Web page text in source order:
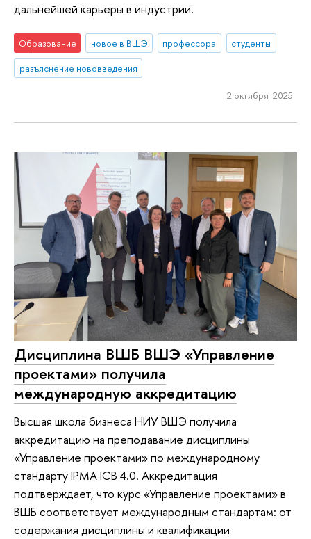
дальнейшей карьеры в индустрии.
Образование новое в ВШЭ профессора
студенты
разъяснение нововведения
2 октября 2025
Дисциплина ВШБ ВШЭ «Управление
проектами» получила
международную аккредитацию
Высшая школа бизнеса НИУ ВШЭ получила
аккредитацию на преподавание дисциплины
«Управление проектами» по международному
стандарту IPMA ICB 4.0. Аккредитация
подтверждает, что курс «Управление проектами» в
ВШБ соответствует международным стандартам: от
содержания дисциплины и квалификации